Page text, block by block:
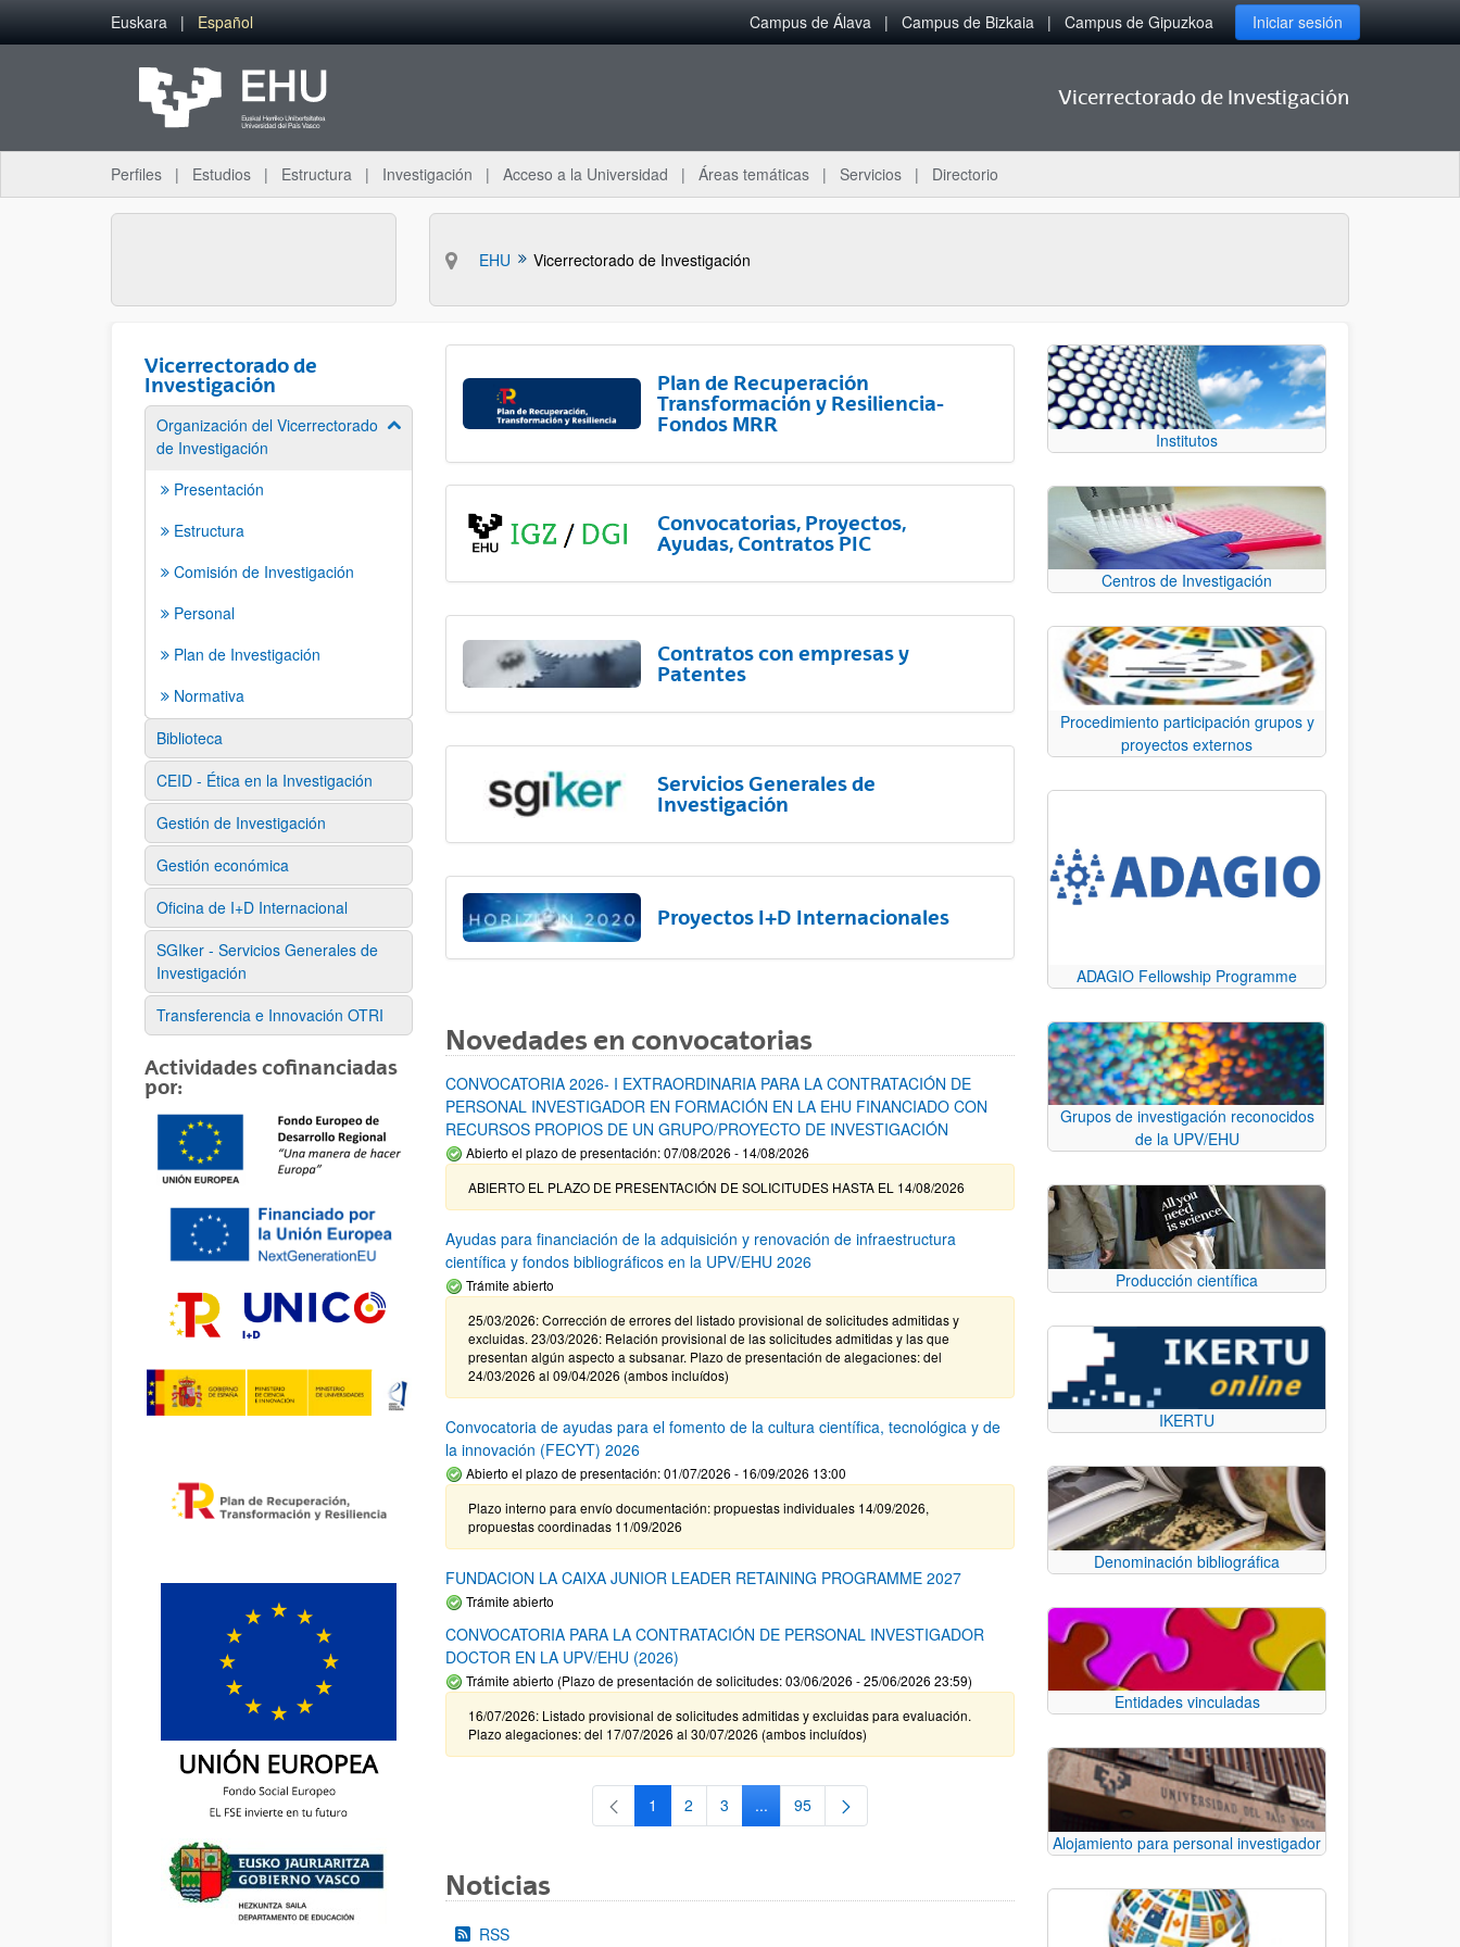
Saltar al contenido principal
Euskara Español Campus de Álava Campus de Bizkaia Campus de Gipuzkoa Iniciar sesión
Vicerrectorado de Investigación
Perfiles Estudios Estructura Investigación Acceso a la Universidad Áreas temáticas Servicios Directorio
EHU Vicerrectorado de Investigación
Vicerrectorado de
Investigación
Organización del Vicerrectorado
de Investigación
Mostrar/ocultar subpáginas
Presentación
Estructura
Comisión de Investigación
Personal
Plan de Investigación
Normativa
Biblioteca
CEID - Ética en la Investigación
Gestión de Investigación
Gestión económica
Oficina de I+D Internacional
SGIker - Servicios Generales de
Investigación
Transferencia e Innovación OTRI
Actividades cofinanciadas
por:
Plan de Recuperación
Transformación y Resiliencia-
Fondos MRR
Convocatorias, Proyectos,
Ayudas, Contratos PIC
Contratos con empresas y
Patentes
Servicios Generales de
Investigación
Proyectos I+D Internacionales
Novedades en convocatorias
CONVOCATORIA 2026- I EXTRAORDINARIA PARA LA CONTRATACIÓN DE
PERSONAL INVESTIGADOR EN FORMACIÓN EN LA EHU FINANCIADO CON
RECURSOS PROPIOS DE UN GRUPO/PROYECTO DE INVESTIGACIÓN
Abierto el plazo de presentación: 07/08/2026 - 14/08/2026
ABIERTO EL PLAZO DE PRESENTACIÓN DE SOLICITUDES HASTA EL 14/08/2026
Ayudas para financiación de la adquisición y renovación de infraestructura
científica y fondos bibliográficos en la UPV/EHU 2026
Trámite abierto
25/03/2026: Corrección de errores del listado provisional de solicitudes admitidas y
excluidas. 23/03/2026: Relación provisional de las solicitudes admitidas y las que
presentan algún aspecto a subsanar. Plazo de presentación de alegaciones: del
24/03/2026 al 09/04/2026 (ambos incluídos)
Convocatoria de ayudas para el fomento de la cultura científica, tecnológica y de
la innovación (FECYT) 2026
Abierto el plazo de presentación: 01/07/2026 - 16/09/2026 13:00
Plazo interno para envío documentación: propuestas individuales 14/09/2026,
propuestas coordinadas 11/09/2026
FUNDACION LA CAIXA JUNIOR LEADER RETAINING PROGRAMME 2027
Trámite abierto
CONVOCATORIA PARA LA CONTRATACIÓN DE PERSONAL INVESTIGADOR
DOCTOR EN LA UPV/EHU (2026)
Trámite abierto (Plazo de presentación de solicitudes: 03/06/2026 - 25/06/2026 23:59)
16/07/2026: Listado provisional de solicitudes admitidas y excluidas para evaluación.
Plazo alegaciones: del 17/07/2026 al 30/07/2026 (ambos incluídos)
Página
1 Página
2 Página
3 ...Páginas intermedias Use TAB para desplazarse.
Página
95
Noticias
RSS
Institutos
Centros de Investigación
Procedimiento participación grupos y
proyectos externos
ADAGIO Fellowship Programme
Grupos de investigación reconocidos
de la UPV/EHU
Producción científica
IKERTU
Denominación bibliográfica
Entidades vinculadas
Alojamiento para personal investigador